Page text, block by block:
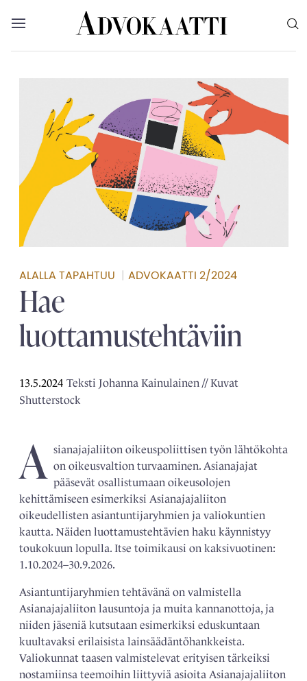
Avaa valikko
Valikon voit myös sulkea painamalla
Advokaatti etusivulle
ALALLA TAPAHTUU | ADVOKAATTI 2/2024
Hae
luottamustehtäviin
13.5.2024 Teksti Johanna Kainulainen // Kuvat
Shutterstock
A sianajajaliiton oikeuspoliittisen työn lähtökohta
on oikeusvaltion turvaaminen. Asianajajat
pääsevät osallistumaan oikeusolojen
kehittämiseen esimerkiksi Asianajajaliiton
oikeudellisten asiantuntijaryhmien ja valiokuntien
kautta. Näiden luottamustehtävien haku käynnistyy
toukokuun lopulla. Itse toimikausi on kaksivuotinen:
1.10.2024–30.9.2026.
Asiantuntijaryhmien tehtävänä on valmistella
Asianajajaliiton lausuntoja ja muita kannanottoja, ja
niiden jäseniä kutsutaan esimerkiksi eduskuntaan
kuultavaksi erilaisista lainsäädäntöhankkeista.
Valiokunnat taasen valmistelevat erityisen tärkeiksi
nostamiinsa teemoihin liittyviä asioita Asianajajaliiton